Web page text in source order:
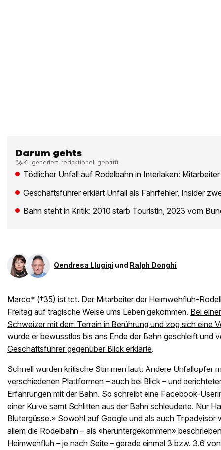
Darum gehts
KI-generiert, redaktionell geprüft
Tödlicher Unfall auf Rodelbahn in Interlaken:
Geschäftsführer erklärt Unfall als Fahrfehler, Insider
Bahn steht in Kritik: 2010 starb Touristin, 2023 vom
Qendresa Llugiqi und Ralph Donghi
Marco* (†35) ist tot. Der Mitarbeiter der Heimwehfluh-
Freitag auf tragische Weise ums Leben gekommen. Bei
Schweizer mit dem Terrain in Berührung und zog sich eine
wurde er bewusstlos bis ans Ende der Bahn geschleift und
Geschäftsführer gegenüber Blick erklärte.
Schnell wurden kritische Stimmen laut: Andere Unfallopfer
verschiedenen Plattformen – auch bei Blick – und
Erfahrungen mit der Bahn. So schreibt eine Facebook-
einer Kurve samt Schlitten aus der Bahn schleuderte. Nur
Blutergüsse.» Sowohl auf Google und als auch Tripadvisor
allem die Rodelbahn – als «heruntergekommen»
Heimwehfluh – je nach Seite – gerade einmal 3 bzw. 3.6